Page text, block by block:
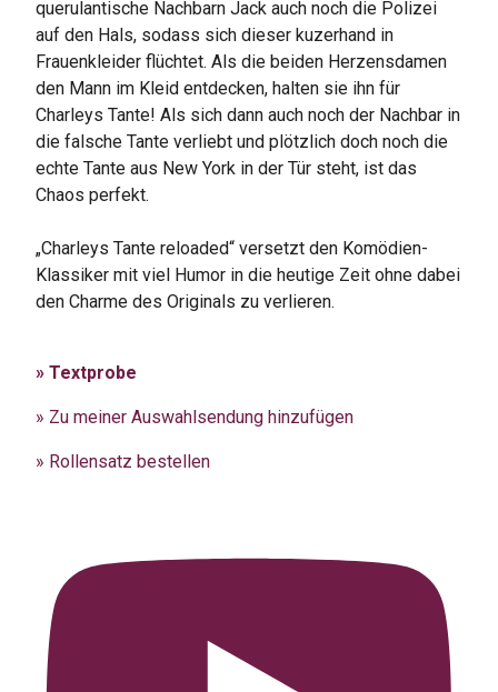
querulantische Nachbarn Jack auch noch die Polizei
auf den Hals, sodass sich dieser kuzerhand in
Frauenkleider flüchtet. Als die beiden Herzensdamen
den Mann im Kleid entdecken, halten sie ihn für
Charleys Tante! Als sich dann auch noch der Nachbar in
die falsche Tante verliebt und plötzlich doch noch die
echte Tante aus New York in der Tür steht, ist das
Chaos perfekt.
„Charleys Tante reloaded“ versetzt den Komödien-
Klassiker mit viel Humor in die heutige Zeit ohne dabei
den Charme des Originals zu verlieren.
» Textprobe
» Zu meiner Auswahlsendung hinzufügen
» Rollensatz bestellen